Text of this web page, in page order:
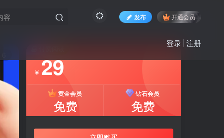
发布 开通会员
登录 注册
￥ 29
黄金会员
免费
钻石会员
免费